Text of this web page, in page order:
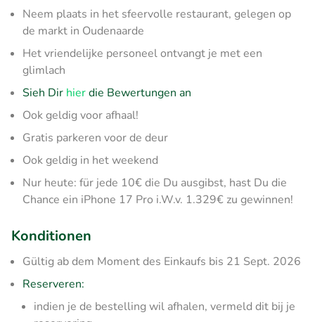
Neem plaats in het sfeervolle restaurant, gelegen op
de markt in Oudenaarde
Het vriendelijke personeel ontvangt je met een
glimlach
Sieh Dir hierdie Bewertungen an
Ook geldig voor afhaal!
Gratis parkeren voor de deur
Ook geldig in het weekend
Nur heute: für jede 10€ die Du ausgibst, hast Du die
Chance ein iPhone 17 Pro i.W.v. 1.329€ zu gewinnen!
Konditionen
Gültig ab dem Moment des Einkaufs bis 21 Sept. 2026
Reserveren:
indien je de bestelling wil afhalen, vermeld dit bij je